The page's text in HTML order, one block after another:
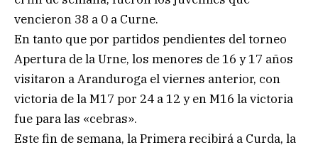
vencieron 38 a 0 a Curne.
En tanto que por partidos pendientes del torneo
Apertura de la Urne, los menores de 16 y 17 años
visitaron a Aranduroga el viernes anterior, con
victoria de la M17 por 24 a 12 y en M16 la victoria
fue para las «cebras».
Este fin de semana, la Primera recibirá a Curda, la